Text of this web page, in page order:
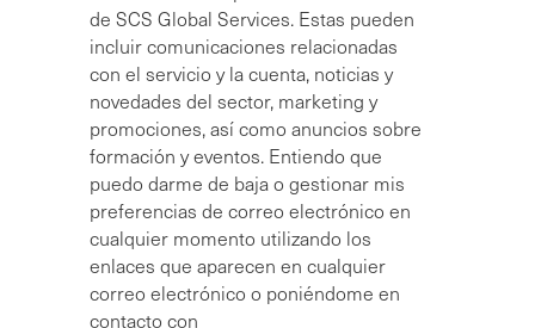
de SCS Global Services. Estas pueden
incluir comunicaciones relacionadas
con el servicio y la cuenta, noticias y
novedades del sector, marketing y
promociones, así como anuncios sobre
formación y eventos. Entiendo que
puedo darme de baja o gestionar mis
preferencias de correo electrónico en
cualquier momento utilizando los
enlaces que aparecen en cualquier
correo electrónico o poniéndome en
contacto con